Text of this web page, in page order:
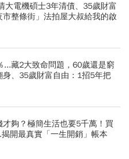
大電機碩士3年清債、35歲財富
市整條街」法拍屋大叔給我的啟
...藏2大致命問題，60歲還是窮
身、35歲財富自由：1招5年把
才夠？極簡生活也要5千萬！買
開最真實「一生開銷」帳本